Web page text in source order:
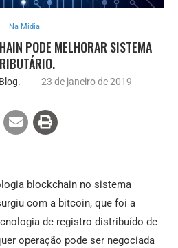
Na Mídia
PODE MELHORAR SISTEMA
23 de janeiro de 2019
blockchain no sistema
com a bitcoin, que foi a
de registro distribuído de
operação pode ser negociada